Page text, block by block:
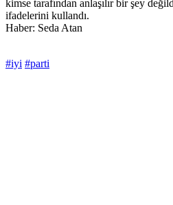
kimse tarafından anlaşılır bir şey
ifadelerini kullandı.
Haber: Seda Atan
#iyi #parti